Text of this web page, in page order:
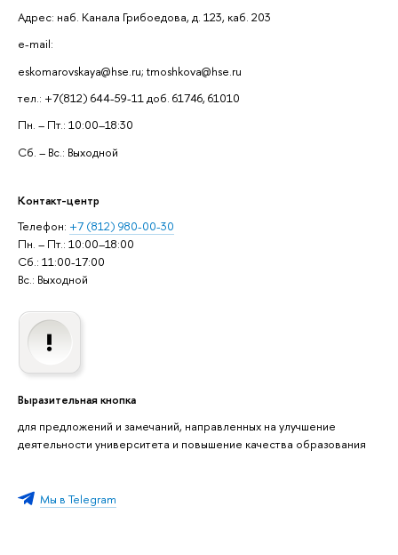
Адрес: наб. Канала Грибоедова, д. 123, каб. 203
e-mail:
eskomarovskaya@hse.ru; tmoshkova@hse.ru
тел.: +7(812) 644-59-11 доб. 61746, 61010
Пн. – Пт.: 10:00–18:30
Сб. – Вс.: Выходной
Контакт-центр
Телефон: +7 (812) 980-00-30
Пн. – Пт.: 10:00–18:00
Сб.: 11:00-17:00
Вс.: Выходной
Выразительная кнопка
для предложений и замечаний, направленных на улучшение
деятельности университета и повышение качества образования
Мы в Telegram